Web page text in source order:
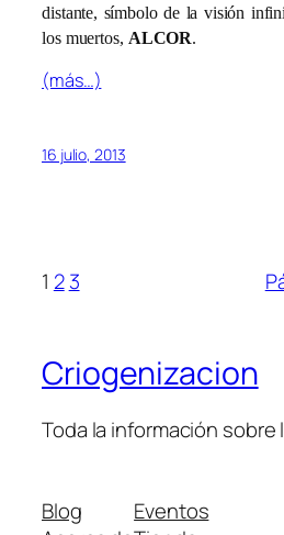
distante, símbolo de la visión
los muertos, ALCOR.
(más…)
16 julio, 2013
1 2 3
Criogenizacion
Toda la información sobre
Blog
Eventos